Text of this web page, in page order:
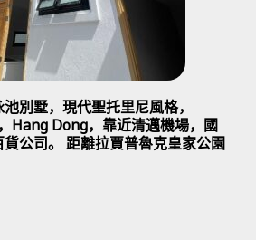
別墅，現代聖托里尼風格，
Hang Dong，靠近清邁機場，國
公司。 距離拉賈普魯克皇家公園